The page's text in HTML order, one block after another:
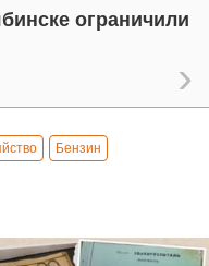
ограничили
Бензин